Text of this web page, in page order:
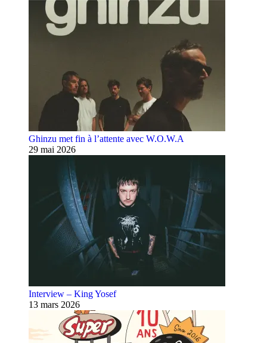
Ghinzu met fin à l’attente avec W.O.W.A
29 mai 2026
Interview – King Yosef
13 mars 2026